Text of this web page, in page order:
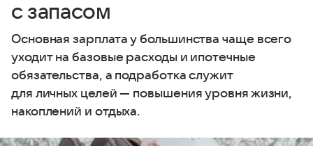
с запасом
Основная зарплата у большинства чаще всего
уходит на базовые расходы и ипотечные
обязательства, а подработка служит
для личных целей — повышения уровня жизни,
накоплений и отдыха.